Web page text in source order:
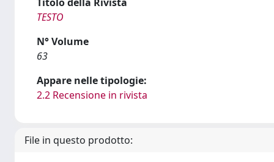
TESTO
N° Volume
63
Appare nelle tipologie:
2.2 Recensione in rivista
File in questo prodotto: